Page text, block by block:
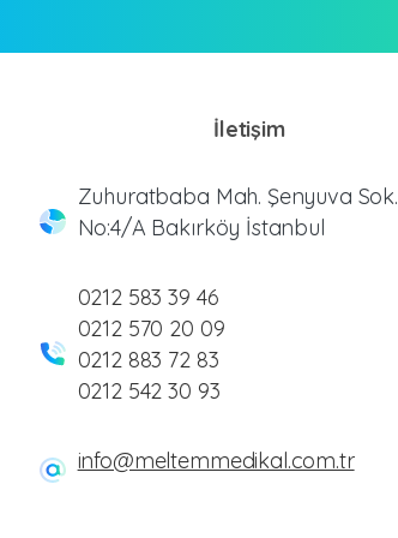
İletişim
Zuhuratbaba Mah. Şenyuva Sok.
No:4/A Bakırköy İstanbul
0212 583 39 46
0212 570 20 09
0212 883 72 83
0212 542 30 93
info@meltemmedikal.com.tr